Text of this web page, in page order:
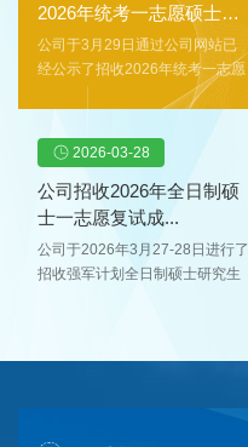
申请要求列表拟接收调剂专业代
码及名称拟接收调剂学习方式拟
接收调剂人数一志愿报考专业要
求初试统考科目要求初试成绩要
求初试总成绩单科（满分=100
085405软件工程非全日制
10081200计算机科学与...
2026年统考一志愿硕士补
录...
公司于3月29日通过公司网站已
经公示了招收2026年统考一志愿
硕士研究生的复试成绩及拟录取
位指标1个，全日制专业学位指标
3个【含1个储才计划（关键软
件）-校地专项（杭州）】，依据
公司的招收一志愿统考生补录原
则，现全日制学术学位拟补录总
成绩排名第15名的考生，全日制
密）总成绩排名拟录取专业代码
2026-03-28
公司招收2026年全日制硕
士一志愿复试成...
公司于2026年3月27-28日进行了
招收强军计划全日制硕士研究生
生志愿意向和公司统考拟接收指